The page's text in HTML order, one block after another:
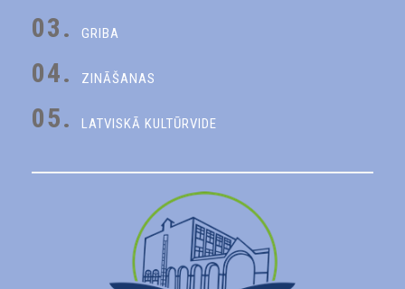
03. GRIBA
04. ZINĀŠANAS
05. LATVISKĀ KULTŪRVIDE